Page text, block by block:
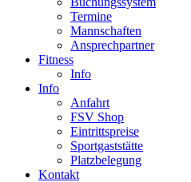
Termine
Mannschaften
Ansprechpartner
Fitness
Info
Info
Anfahrt
FSV Shop
Eintrittspreise
Sportgaststätte
Platzbelegung
Kontakt